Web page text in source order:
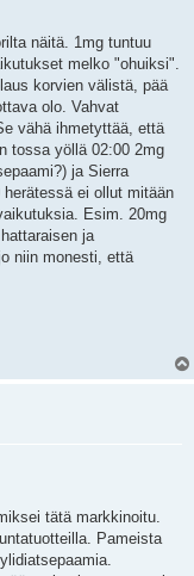
näitä. 1mg tuntuu
melko "ohuiksi".
korvien välistä, pää
olo. Vahvat
vähä ihmetyttää, että
tossa yöllä 02:00 2mg
ja Sierra
ei ollut mitään
Esim. 20mg
ja
niin monesti, että
tätä markkinoitu.
Pameista